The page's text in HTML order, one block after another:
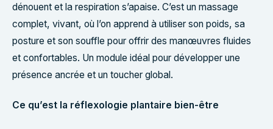
dénouent et la respiration s’apaise. C’est un massage
complet, vivant, où l’on apprend à utiliser son poids, sa
posture et son souffle pour offrir des manœuvres fluides
et confortables. Un module idéal pour développer une
présence ancrée et un toucher global.
Ce qu’est la réflexologie plantaire bien-être